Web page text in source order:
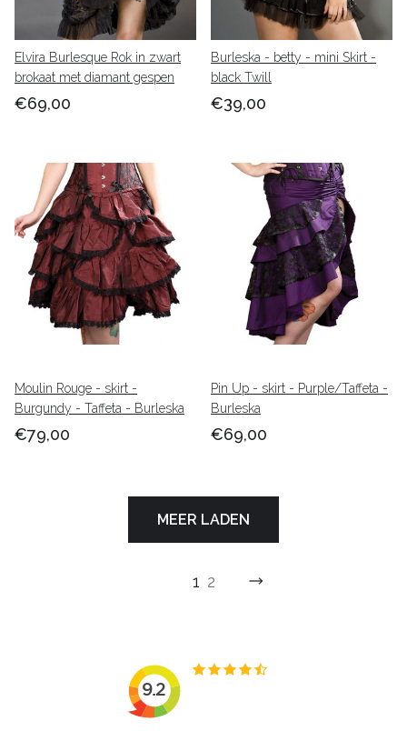
Elvira Burlesque Rok in zwart
brokaat met diamant gespen
€69,00
Burleska - betty - mini Skirt -
black Twill
€39,00
Moulin Rouge - skirt -
Burgundy - Taffeta - Burleska
€79,00
Pin Up - skirt - Purple/Taffeta -
Burleska
€69,00
MEER LADEN
1 2